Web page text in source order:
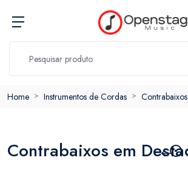
Home Instrumentos de Cordas Contrabaixos
Contrabaixos em